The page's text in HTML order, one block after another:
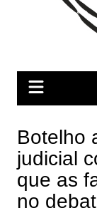
Botelho
judicial
que as
no